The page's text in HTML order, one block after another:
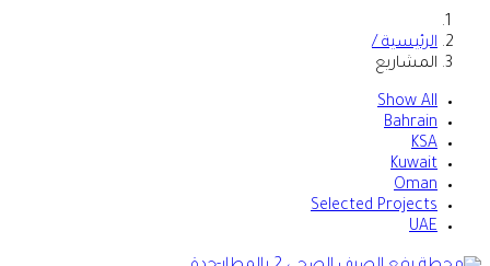
الرئيسية /
المشاريع
Show All
Bahrain
KSA
Kuwait
Oman
Selected Projects
UAE